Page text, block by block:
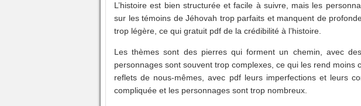
L’histoire est bien structurée et facile à suivre, mais les
sur les témoins de Jéhovah trop parfaits et manquent de
trop légère, ce qui gratuit pdf de la crédibilité à l’histoire.
Les thèmes sont des pierres qui forment un chemin, avec
personnages sont souvent trop complexes, ce qui les rend moins
reflets de nous-mêmes, avec pdf leurs imperfections et leurs
compliquée et les personnages sont trop nombreux.